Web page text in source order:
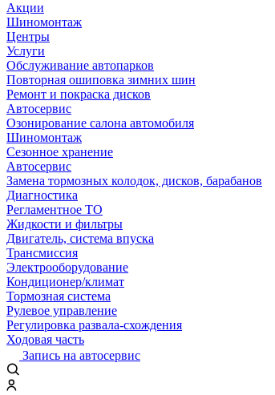
Акции
Шиномонтаж
Центры
Услуги
Обслуживание автопарков
Повторная ошиповка зимних шин
Ремонт и покраска дисков
Автосервис
Озонирование салона автомобиля
Шиномонтаж
Сезонное хранение
Автосервис
Замена тормозных колодок, дисков, барабанов
Диагностика
Регламентное ТО
Жидкости и фильтры
Двигатель, система впуска
Трансмиссия
Электрооборудование
Кондиционер/климат
Тормозная система
Рулевое управление
Регулировка развала-схождения
Ходовая часть
Запись на автосервис